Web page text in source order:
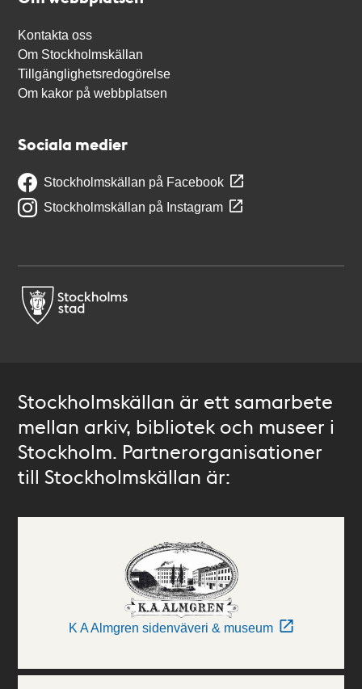
Kontakta oss
Om Stockholmskällan
Tillgänglighetsredogörelse
Om kakor på webbplatsen
Sociala medier
Stockholmskällan på Facebook
Stockholmskällan på Instagram
Stockholmskällan är ett samarbete
mellan arkiv, bibliotek och museer i
Stockholm. Partnerorganisationer
till Stockholmskällan är:
K A Almgren sidenväveri & museum